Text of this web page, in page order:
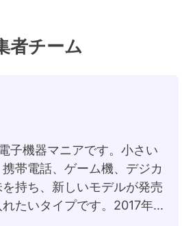
者チーム
子機器マニアです。小さい
帯電話、ゲーム機、デジカ
持ち、新しいモデルが発売
たいタイプです。2017年か